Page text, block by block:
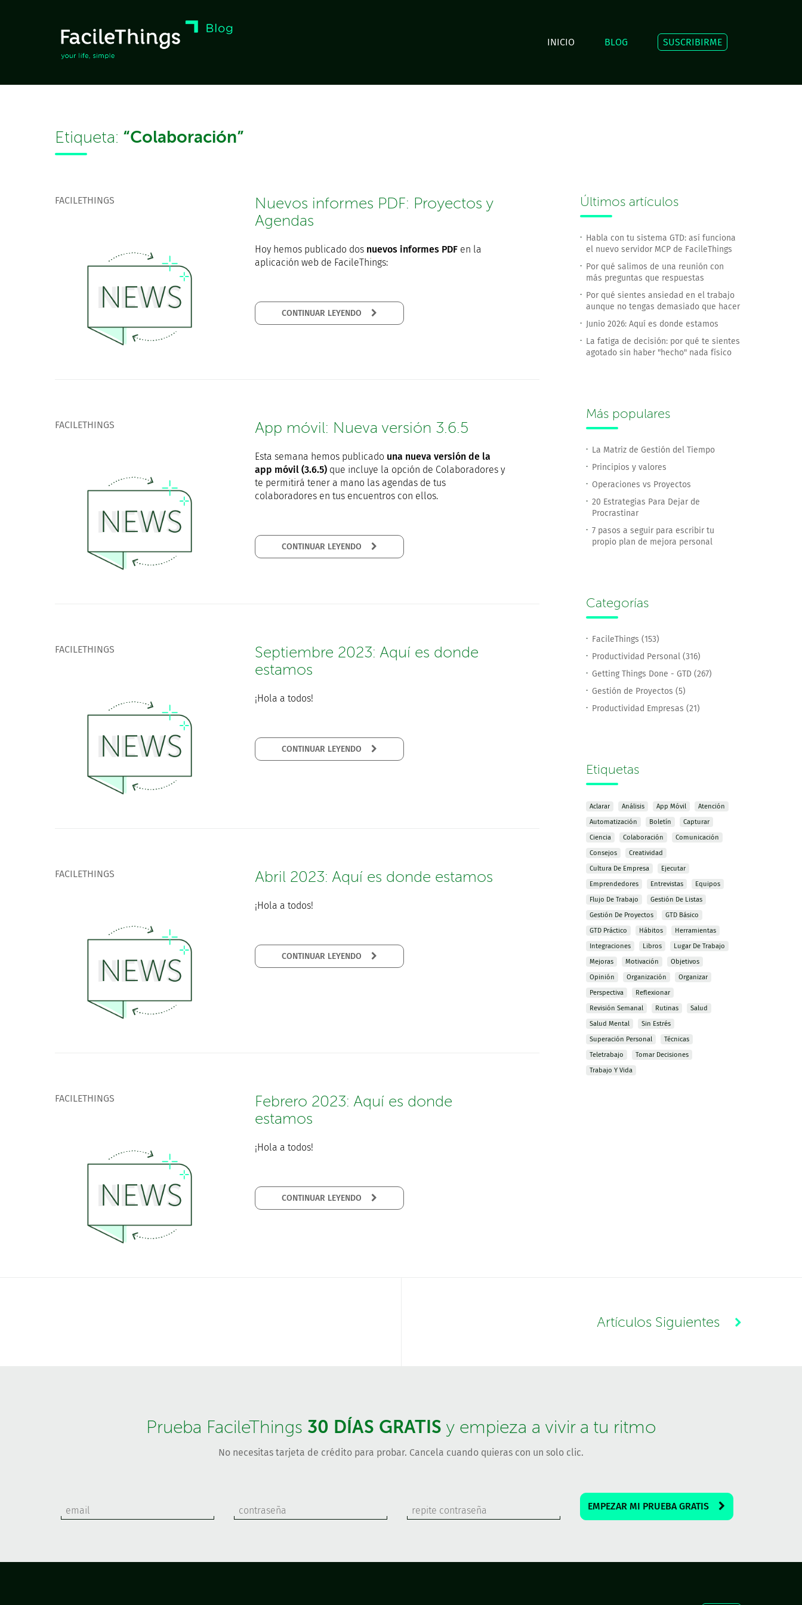
INICIO BLOG SUSCRIBIRME
Etiqueta: “Colaboración”
FACILETHINGS
Nuevos informes PDF: Proyectos y
Agendas
Hoy hemos publicado dos nuevos informes PDFen la
aplicación web de FacileThings:
FACILETHINGS App móvil: Nueva versión 3.6.5
Esta semana hemos publicado una nueva versión de la
app móvil (3.6.5)que incluye la opción de Colaboradores y
te permitirá tener a mano las agendas de tus
colaboradores en tus encuentros con ellos.
FACILETHINGS
Septiembre 2023: Aquí es donde
estamos
¡Hola a todos!
FACILETHINGS Abril 2023: Aquí es donde estamos
¡Hola a todos!
FACILETHINGS
Febrero 2023: Aquí es donde
estamos
¡Hola a todos!
Últimos artículos
Habla con tu sistema GTD: así funciona
el nuevo servidor MCP de FacileThings
Por qué salimos de una reunión con
más preguntas que respuestas
Por qué sientes ansiedad en el trabajo
aunque no tengas demasiado que hacer
Junio 2026: Aquí es donde estamos
La fatiga de decisión: por qué te sientes
agotado sin haber "hecho" nada físico
Más populares
La Matriz de Gestión del Tiempo
Principios y valores
Operaciones vs Proyectos
20 Estrategias Para Dejar de
Procrastinar
7 pasos a seguir para escribir tu
propio plan de mejora personal
Categorías
FacileThings (153)
Productividad Personal (316)
Getting Things Done - GTD (267)
Gestión de Proyectos (5)
Productividad Empresas (21)
Etiquetas
Aclarar Análisis App Móvil
Atención
Automatización
Boletín
Capturar
Ciencia
Colaboración
Comunicación
Consejos
Creatividad
Cultura De Empresa
Ejecutar
Emprendedores
Entrevistas
Equipos
Flujo De Trabajo
Gestión De Listas
Gestión De Proyectos
GTD Básico
GTD Práctico
Hábitos
Herramientas
Integraciones
Libros
Lugar De Trabajo
Mejoras
Motivación
Objetivos
Opinión
Organización
Organizar
Perspectiva
Reflexionar
Revisión Semanal
Rutinas
Salud
Salud Mental
Sin Estrés
Superación Personal
Técnicas
Teletrabajo
Tomar Decisiones
Trabajo Y Vida
Artículos Siguientes
Prueba FacileThings 30 DÍAS GRATIS y empieza a vivir a tu ritmo
No necesitas tarjeta de crédito para probar. Cancela cuando quieras con un solo clic.